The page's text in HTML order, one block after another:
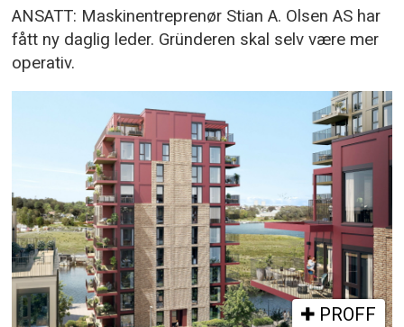
ANSATT: Maskinentreprenør Stian A. Olsen AS har
fått ny daglig leder. Gründeren skal selv være mer
operativ.
PROFF